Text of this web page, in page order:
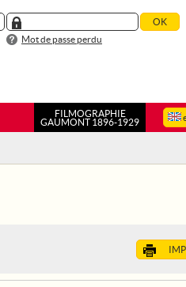
Mot de passe perdu
FILMOGRAPHIE
GAUMONT 1896-1929